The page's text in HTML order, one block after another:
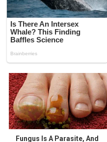
Fungus Is A Parasite, And